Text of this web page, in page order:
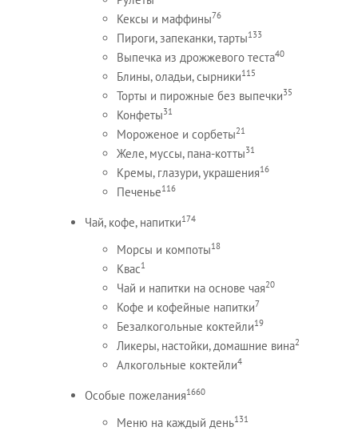
Кексы и маффины76
Пироги, запеканки, тарты133
Выпечка из дрожжевого теста40
Блины, оладьи, сырники115
Торты и пирожные без выпечки35
Конфеты31
Мороженое и сорбеты21
Желе, муссы, пана-котты31
Кремы, глазури, украшения16
Печенье116
Чай, кофе, напитки174
Морсы и компоты18
Квас1
Чай и напитки на основе чая20
Кофе и кофейные напитки7
Безалкогольные коктейли19
Ликеры, настойки, домашние вина2
Алкогольные коктейли4
Особые пожелания1660
Меню на каждый день131